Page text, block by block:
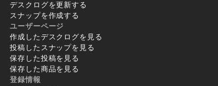
デスクログを更新する
スナップを作成する
ユーザーページ
作成したデスクログを見る
投稿したスナップを見る
保存した投稿を見る
保存した商品を見る
登録情報